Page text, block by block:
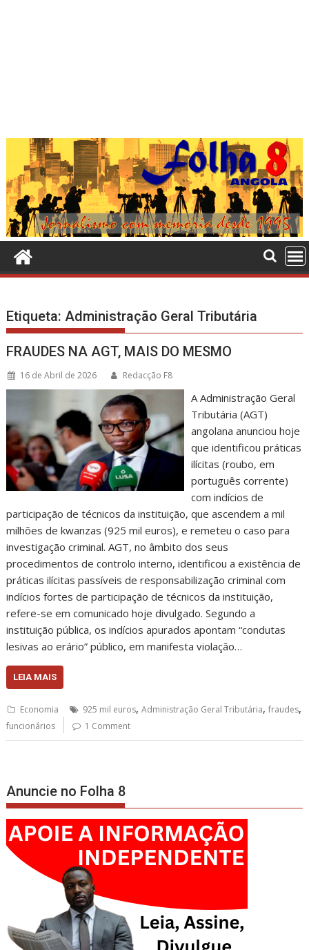
Etiqueta:Administração Geral Tributária
FRAUDES NA AGT, MAIS DO MESMO
16 de Abril de 2026 Redacção F8
A Administração Geral
Tributária (AGT)
angolana anunciou hoje
que identificou práticas
ilícitas (roubo, em
português corrente)
com indícios de
participação de técnicos da instituição, que ascendem a mil
milhões de kwanzas (925 mil euros), e remeteu o caso para
investigação criminal. AGT, no âmbito dos seus
procedimentos de controlo interno, identificou a existência de
práticas ilícitas passíveis de responsabilização criminal com
indícios fortes de participação de técnicos da instituição,
refere-se em comunicado hoje divulgado. Segundo a
instituição pública, os indícios apurados apontam “condutas
lesivas ao erário” público, em manifesta violação…
LEIA MAIS
Economia 925 mil euros,Administração Geral Tributária,fraudes,
funcionários 1 Comment
Anuncie no Folha 8